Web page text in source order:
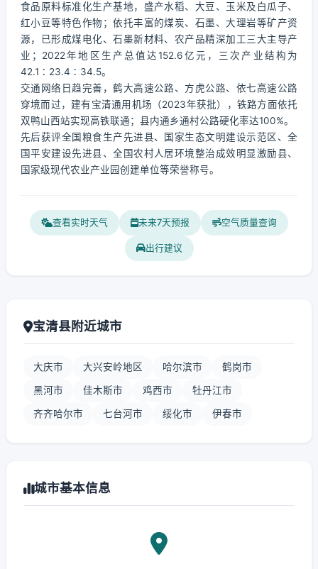
食品原料标准化生产基地，盛产水稻、大豆、玉米及白瓜子、
红小豆等特色作物；依托丰富的煤炭、石墨、大理岩等矿产资
源，已形成煤电化、石墨新材料、农产品精深加工三大主导产
业；2022年地区生产总值达152.6亿元，三次产业结构为
42.1∶23.4∶34.5。
交通网络日趋完善，鹤大高速公路、方虎公路、依七高速公路
穿境而过，建有宝清通用机场（2023年获批），铁路方面依托
双鸭山西站实现高铁联通；县内通乡通村公路硬化率达100%。
先后获评全国粮食生产先进县、国家生态文明建设示范区、全
国平安建设先进县、全国农村人居环境整治成效明显激励县、
国家级现代农业产业园创建单位等荣誉称号。
查看实时天气 未来7天预报 空气质量查询
出行建议
宝清县附近城市
大庆市 大兴安岭地区 哈尔滨市 鹤岗市
黑河市 佳木斯市 鸡西市 牡丹江市
齐齐哈尔市 七台河市 绥化市 伊春市
城市基本信息